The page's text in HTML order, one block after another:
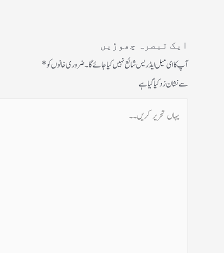
ایک تبصرہ چھوڑیں
آپ کا ای میل ایڈریس شائع نہیں کیا جائے گا۔ضروری خانوں کو*
سے نشان زد کیا گیا ہے